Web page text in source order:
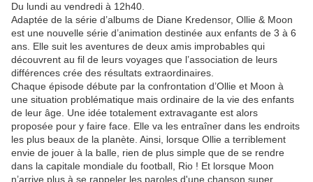
Du lundi au vendredi à 12h40.
Adaptée de la série d’albums de Diane Kredensor, Ollie & Moon
est une nouvelle série d’animation destinée aux enfants de 3 à 6
ans. Elle suit les aventures de deux amis improbables qui
découvrent au fil de leurs voyages que l’association de leurs
différences crée des résultats extraordinaires.
Chaque épisode débute par la confrontation d’Ollie et Moon à
une situation problématique mais ordinaire de la vie des enfants
de leur âge. Une idée totalement extravagante est alors
proposée pour y faire face. Elle va les entraîner dans les endroits
les plus beaux de la planète. Ainsi, lorsque Ollie a terriblement
envie de jouer à la balle, rien de plus simple que de se rendre
dans la capitale mondiale du football, Rio ! Et lorsque Moon
n’arrive plus à se rappeler les paroles d'une chanson super